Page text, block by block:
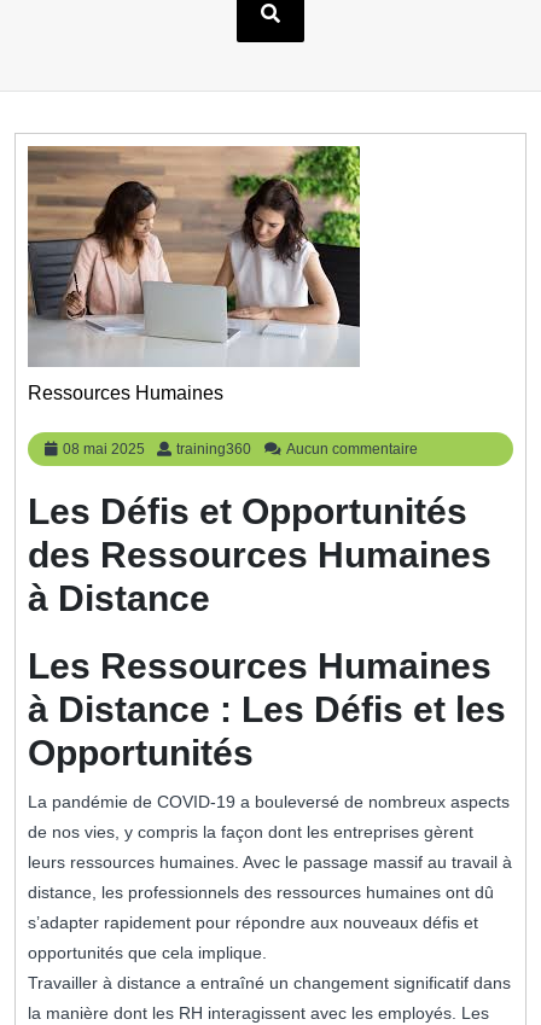
Ressources Humaines
08 mai 2025
08
mai
training360 training360
Aucun commentaire
Les Défis et Opportunités
des Ressources Humaines
à Distance
Les Ressources Humaines
à Distance : Les Défis et les
Opportunités
La pandémie de COVID-19 a bouleversé de nombreux aspects
de nos vies, y compris la façon dont les entreprises gèrent
leurs ressources humaines. Avec le passage massif au travail à
distance, les professionnels des ressources humaines ont dû
s’adapter rapidement pour répondre aux nouveaux défis et
opportunités que cela implique.
Travailler à distance a entraîné un changement significatif dans
la manière dont les RH interagissent avec les employés. Les